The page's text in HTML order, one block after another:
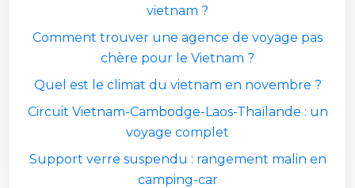
vietnam ?
Comment trouver une agence de voyage pas
chère pour le Vietnam ?
Quel est le climat du vietnam en novembre ?
Circuit Vietnam-Cambodge-Laos-Thaïlande : un
voyage complet
Support verre suspendu : rangement malin en
camping-car